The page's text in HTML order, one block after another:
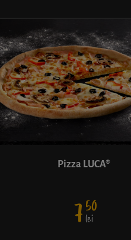
Pizza LUCA®
750
lei